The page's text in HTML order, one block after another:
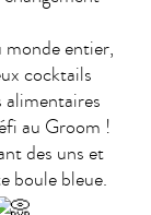
monde entier,
cocktails
au Groom !
des uns et
boule bleue.